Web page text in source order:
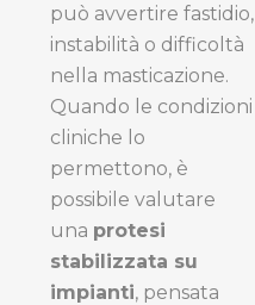
può avvertire fastidio,
instabilità o difficoltà
nella masticazione.
Quando le condizioni
cliniche lo
permettono, è
possibile valutare
una protesi
stabilizzata su
impianti, pensata